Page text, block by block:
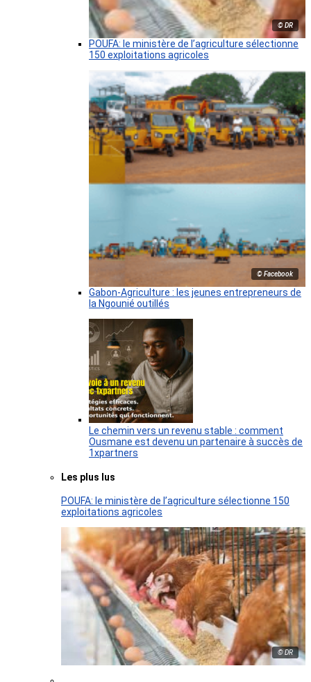
© DR
POUFA: le ministère de l’agriculture sélectionne
150 exploitations agricoles
© Facebook
Gabon-Agriculture : les jeunes entrepreneurs de
la Ngounié outillés
Le chemin vers un revenu stable : comment
Ousmane est devenu un partenaire à succès de
1xpartners
Les plus lus
POUFA: le ministère de l’agriculture sélectionne 150
exploitations agricoles
© DR